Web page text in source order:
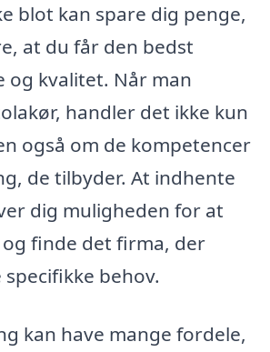
blot kan spare dig penge,
at du får den bedst
og kvalitet. Når man
handler det ikke kun
også om de kompetencer
de tilbyder. At indhente
dig muligheden for at
finde det firma, der
behov.
kan have mange fordele,